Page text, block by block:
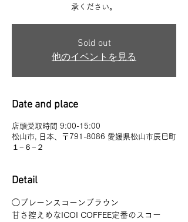
承ください。
Sold out
他のイベントを見る
Date and place
店頭受取時間 9:00-15:00
松山市, 日本、〒791-8086 愛媛県松山市辰巳町
１−６−２
Detail
◯プレーンスコーンブラウン
甘さ控えめなICOI COFFEE定番のスコー